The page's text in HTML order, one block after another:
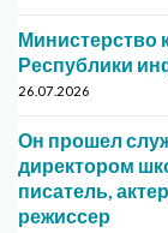
Министерство
Республики
26.07.2026
Он прошел
директором
писатель,
режиссер